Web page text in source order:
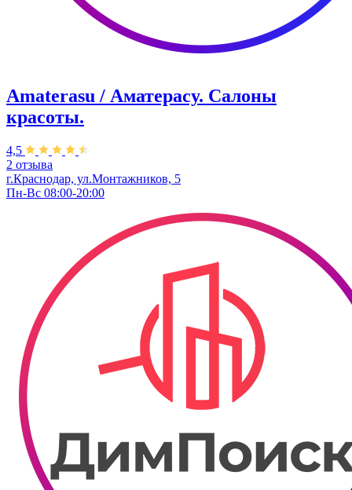
Amaterasu / Аматерасу. Салоны
красоты.
4,5
2 отзыва
г.Краснодар, ул.Монтажников, 5
Пн-Вс 08:00-20:00